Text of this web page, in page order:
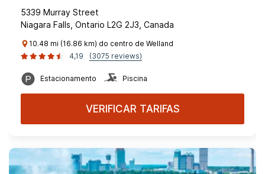
5339 Murray Street
Niagara Falls, Ontario L2G 2J3, Canada
10.48 mi (16.86 km) do centro de Welland
4,19
(3075 reviews)
Estacionamento Piscina
VERIFICAR TARIFAS